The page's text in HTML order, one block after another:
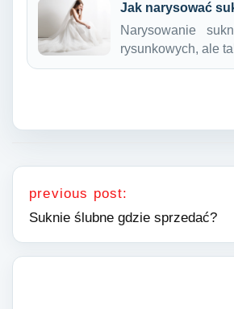
Jak narysować
Narysowanie
rysunkowych, ale
Nawigacja wpisu
previous post:
Suknie ślubne gdzie sprzedać?